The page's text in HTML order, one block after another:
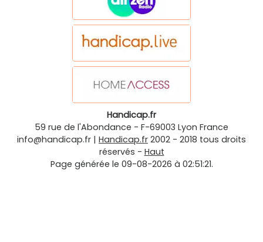
Handicap.fr
59 rue de l'Abondance - F-69003 Lyon France
info@handicap.fr | Handicap.fr 2002 - 2018 tous droits
réservés - Haut
Page générée le 09-08-2026 à 02:51:21.